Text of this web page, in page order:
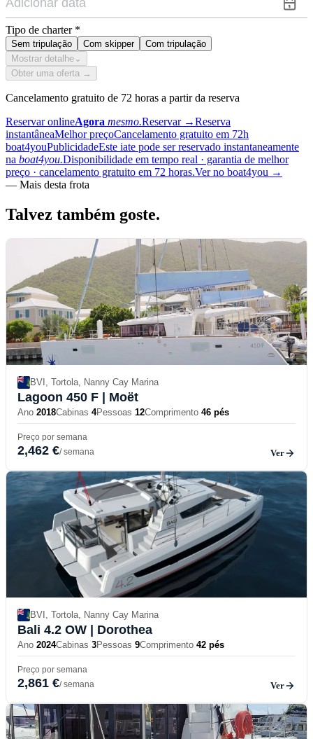
Tipo de charter *
Sem tripulação Com skipper
Com tripulação
Mostrar detalhe ⌄
Obter uma oferta →
Cancelamento gratuito de 72 horas a partir da reserva
Reservar onlineAgora mesmo.Reservar →Reserva
instantâneaMelhor preçoCancelamento gratuito em 72h
boat4youPublicidadeEste iate pode ser reservado instantaneamente
na boat4you.Disponibilidade em tempo real · garantia de melhor
preço · cancelamento gratuito em 72 horas.Ver no boat4you →
— Mais desta frota
Talvez também goste.
BVI, Tortola, Nanny Cay Marina
Lagoon 450 F | Moët
Ano 2018Cabinas 4Pessoas 12Comprimento 46 pés
Preço por semana
2,462 €/ semana Ver
BVI, Tortola, Nanny Cay Marina
Bali 4.2 OW | Dorothea
Ano 2024Cabinas 3Pessoas 9Comprimento 42 pés
Preço por semana
2,861 €/ semana Ver